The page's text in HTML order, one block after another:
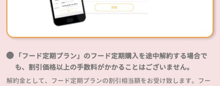
「フード定期プラン」のフード定期購入を途中解約する場合で
も、割引価格以上の手数料がかかることはございません。
解約金として、フード定期プランの割引相当額をお受け致します。フー